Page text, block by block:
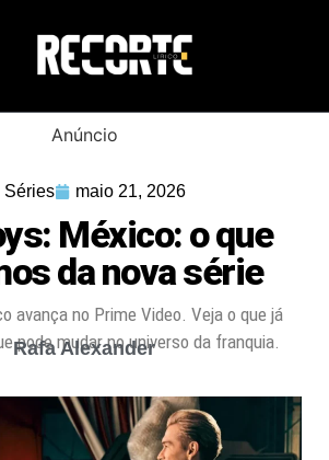
Anúncio
Séries maio 21, 2026
México: o que
da nova série
avança no Prime Video. Veja o que já
pode mudar no universo da franquia.
Rafa Alexander